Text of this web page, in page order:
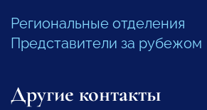
Региональные отделения
Представители за рубежом
Другие контакты